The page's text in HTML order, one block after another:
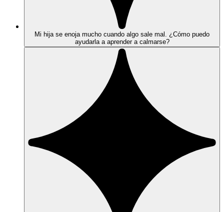
Mi hija se enoja mucho cuando algo sale mal. ¿Cómo puedo
ayudarla a aprender a calmarse?